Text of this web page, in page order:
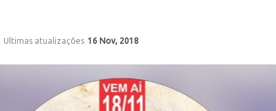
Ultimas atualizações 16 Nov, 2018